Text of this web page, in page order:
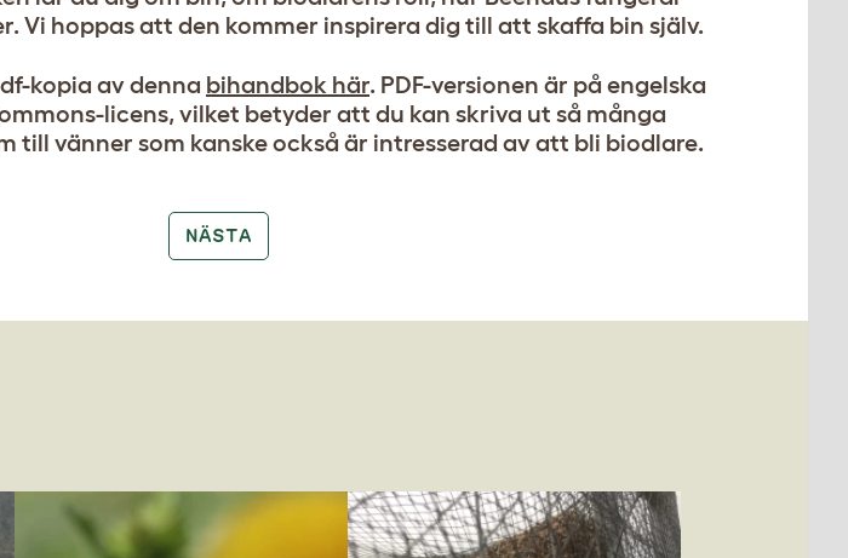
Vi hoppas att den kommer inspirera dig till att skaffa bin själv.
kopia av denna bihandbok här. PDF-versionen är på engelska
licens, vilket betyder att du kan skriva ut så många
till vänner som kanske också är intresserad av att bli biodlare.
NÄSTA